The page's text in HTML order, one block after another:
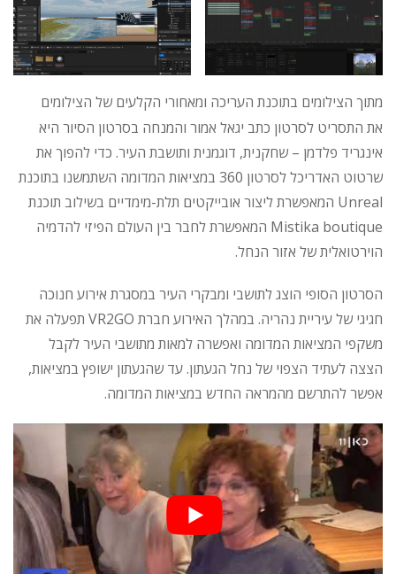
מתוך הצילומים בתוכנת העריכה ומאחורי הקלעים של הצילומים
את התסריט לסרטון כתב יגאל אמור והמנחה בסרטון הסיור היא
אינגריד פלדמן – שחקנית, דוגמנית ותושבת העיר. כדי להפוך את
שרטוט האדריכל לסרטון 360 במציאות המדומה השתמשנו בתוכנת
Unreal המאפשרת ליצור אובייקטים תלת-מימדיים בשילוב תוכנת
Mistika boutique המאפשרת לחבר בין העולם הפיזי להדמיה
הוירטואלית של אזור הנחל.
הסרטון הסופי הוצג לתושבי ומבקרי העיר במסגרת אירוע חנוכה
חגיגי של עיריית נהריה. במהלך האירוע חברת VR2GO תפעלה את
משקפי המציאות המדומה ואפשרה למאות מתושבי העיר לקבל
הצצה לעתיד הצפוי של נחל הגעתון. עד שהגעתון ישופץ במציאות,
אפשר להתרשם מהמראה החדש במציאות המדומה.